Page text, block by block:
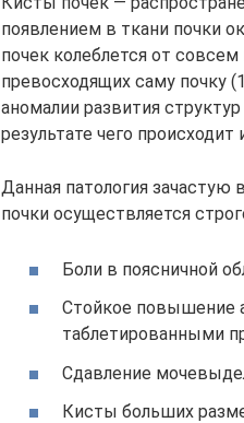
появлением в ткани почки
почек колеблется от
превосходящих саму почку
аномалии развития
результате чего
Данная патология зачастую
почки осуществляется
Боли в поясничной
Стойкое повышение
таблетированными
Сдавление
Кисты больших